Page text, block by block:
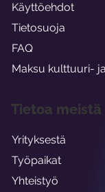
Käyttöehdot
Tietosuoja
FAQ
Maksu kulttuuri-
Tietoa meistä
Yrityksestä
Työpaikat
Yhteistyö